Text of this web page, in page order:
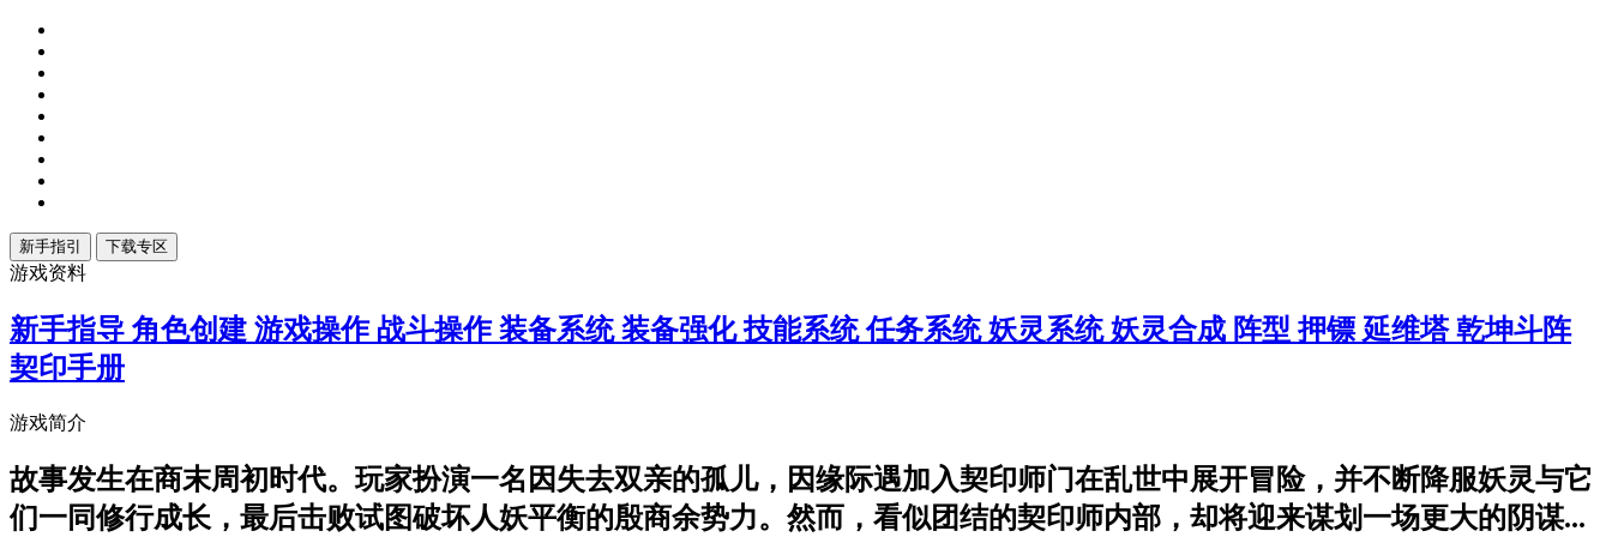
游戏资料
新手指导 角色创建 游戏操作 战斗操作装备系统装备强化技能系统任务系统妖灵系统妖灵合成 阵型押镖 延维塔乾坤斗阵
契印手册
游戏简介
故事发生在商末周初时代。玩家扮演一名因失去双亲的孤儿，因缘际遇加入契印师门在乱世中展开冒险，并不断降服妖灵与它
们一同修行成长，最后击败试图破坏人妖平衡的殷商余势力。然而，看似团结的契印师内部，却将迎来谋划一场更大的阴谋...